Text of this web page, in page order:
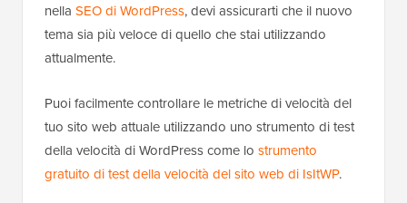
nella SEO di WordPress, devi assicurarti che il nuovo
tema sia più veloce di quello che stai utilizzando
attualmente.
Puoi facilmente controllare le metriche di velocità del
tuo sito web attuale utilizzando uno strumento di test
della velocità di WordPress come lo strumento
gratuito di test della velocità del sito web di IsItWP.